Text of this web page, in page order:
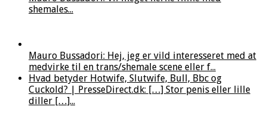
shemales...
Mauro Bussadori: Hej, jeg er vild interesseret med at
medvirke til en trans/shemale scene eller f...
Hvad betyder Hotwife, Slutwife, Bull, Bbc og
Cuckold? | PresseDirect.dk: […] Stor penis eller lille
diller […]...